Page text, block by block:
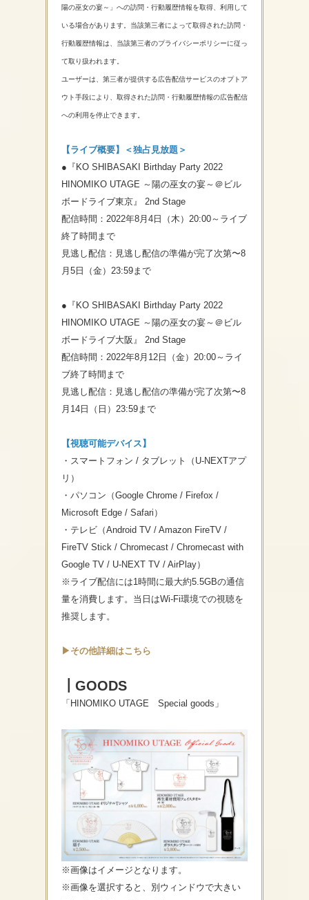
陽の巫女の宴～」への訪問・行動履歴情報を取得、利用して
いる場合があります。当該第三者によって取得された訪問・
行動履歴情報は、当該第三者のプライバシーポリシーに従っ
て取り扱われます。
ユーザーは、第三者が提供する広告配信サービスのオプトア
ウト手段により、取得された訪問・行動履歴情報の広告配信
への利用を停止できます。
【ライブ概要】＜独占見放題＞
●『KO SHIBASAKI Birthday Party 2022
HINOMIKO UTAGE ～陽の巫女の宴～＠ビル
ボードライブ東京』 2nd Stage
配信時間：2022年8月4日（木）20:00～ライブ
終了時間まで
見逃し配信：見逃し配信の準備が完了次第〜8
月5日（金）23:59まで
●『KO SHIBASAKI Birthday Party 2022
HINOMIKO UTAGE ～陽の巫女の宴～＠ビル
ボードライブ大阪』 2nd Stage
配信時間：2022年8月12日（金）20:00～ライ
ブ終了時間まで
見逃し配信：見逃し配信の準備が完了次第〜8
月14日（日）23:59まで
【視聴可能デバイス】
・スマートフォン / タブレット（U-NEXTアプ
リ）
・パソコン（Google Chrome / Firefox /
Microsoft Edge / Safari）
・テレビ（Android TV / Amazon FireTV /
FireTV Stick / Chromecast / Chromecast with
Google TV / U-NEXT TV / AirPlay）
※ライブ配信には1時間に最大約5.5GBの通信
量を消費します。当日はWi-Fi環境での視聴を
推奨します。
▶その他詳細はこちら
┃GOODS
「HINOMIKO UTAGE Special goods」
※画像はイメージとなります。
※画像を選択すると、別ウィンドウで大きい